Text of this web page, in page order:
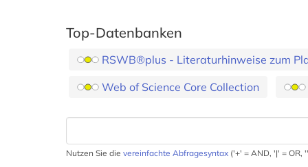
Top-Datenbanken
RSWB®plus - Literaturhinweise zum
Web of Science Core Collection
Nutzen Sie die vereinfachte Abfragesyntax ('+' = AND, '|' = OR,